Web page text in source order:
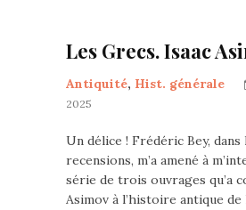
Les Grecs. Isaac
Antiquité, Hist. générale
2025
Un délice ! Frédéric Bey, dans
recensions, m’a amené à
série de trois ouvrages qu’a
Asimov à l’histoire antique